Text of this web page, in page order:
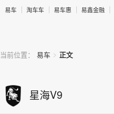
易车 淘车车 易车惠 易鑫金融
当前位置： 易车 > 正文
星海V9